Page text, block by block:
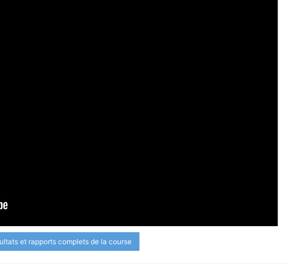
et rapports complets de la course